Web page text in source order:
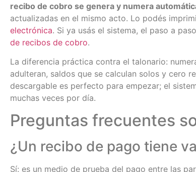
recibo de cobro se genera y numera
actualizadas en el mismo acto. Lo podés
electrónica. Si ya usás el sistema, el paso a
de recibos de cobro.
La diferencia práctica contra el talonario:
adulteran, saldos que se calculan solos y cero
descargable es perfecto para empezar; el
muchas veces por día.
Preguntas frecuentes
¿Un recibo de pago tiene
Sí: es un medio de prueba del pago entre las